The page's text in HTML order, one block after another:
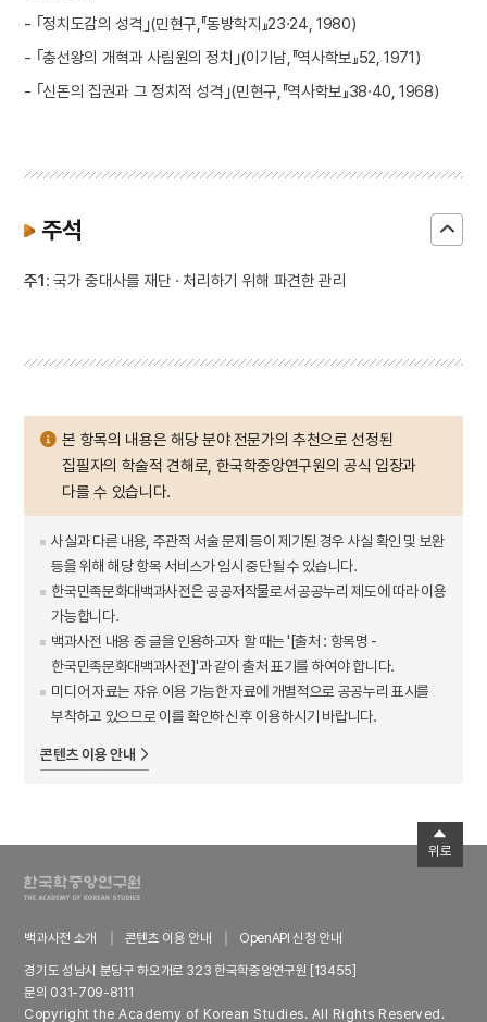
- ｢정치도감의 성격｣(민현구,『동방학지』23·24, 1980)
- ｢충선왕의 개혁과 사림원의 정치｣(이기남,『역사학보』52, 1971)
- ｢신돈의 집권과 그 정치적 성격｣(민현구,『역사학보』38·40, 1968)
주석
주1: 국가 중대사를 재단 · 처리하기 위해 파견한 관리
본 항목의 내용은 해당 분야 전문가의 추천으로 선정된
집필자의 학술적 견해로, 한국학중앙연구원의 공식 입장과
다를 수 있습니다.
사실과 다른 내용, 주관적 서술 문제 등이 제기된 경우 사실 확인 및 보완
등을 위해 해당 항목 서비스가 임시 중단될 수 있습니다.
한국민족문화대백과사전은 공공저작물로서 공공누리 제도에 따라 이용
가능합니다.
백과사전 내용 중 글을 인용하고자 할 때는 '[출처 : 항목명 -
한국민족문화대백과사전]'과 같이 출처 표기를 하여야 합니다.
미디어 자료는 자유 이용 가능한 자료에 개별적으로 공공누리 표시를
부착하고 있으므로 이를 확인하신 후 이용하시기 바랍니다.
콘텐츠 이용 안내
백과사전 소개 콘텐츠 이용 안내
OpenAPI 신청 안내
경기도 성남시 분당구 하오개로 323 한국학중앙연구원 [13455]
문의 031-709-8111
Copyright the Academy of Korean Studies. All Rights Reserved.
위로